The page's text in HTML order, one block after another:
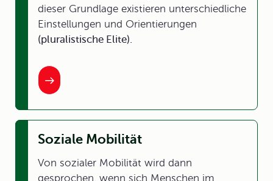
dieser Grundlage existieren unterschiedliche
Einstellungen und Orientierungen
(pluralistische Elite).
Soziale Mobilität
Von sozialer Mobilität wird dann
gesprochen, wenn sich Menschen im